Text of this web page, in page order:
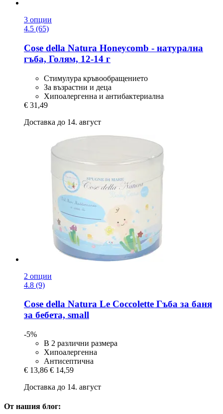
3 опции
4.5 (65)
Cose della Natura Honeycomb -​ натурална
гъба, Голям, 12-​14 г
Стимулура кръвообращението
За възрастни и деца
Хипоалергенна и антибактериална
€ 31,49
Доставка до 14. август
2 опции
4.8 (9)
Cose della Natura Le Coccolette Гъба за баня
за бебета, small
-5%
В 2 различни размера
Хипоалергенна
Антисептична
€ 13,86 € 14,59
Доставка до 14. август
От нашия блог: